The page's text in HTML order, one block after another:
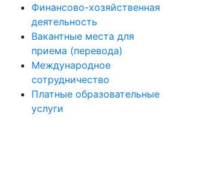
Финансово-хозяйственная
деятельность
Вакантные места для
приема (перевода)
Международное
сотрудничество
Платные образовательные
услуги